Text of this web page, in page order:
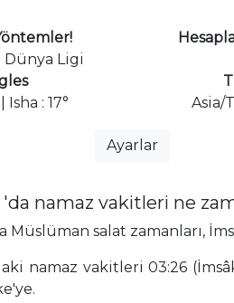
Ligi
Isha : 17°
Asia/
Ayarlar
namaz vakitleri ne
salat zamanları,
namaz vakitleri 03:26